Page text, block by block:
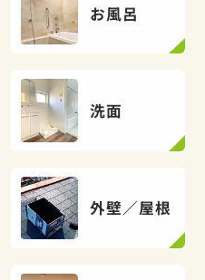
お風呂
洗面
外壁／屋根